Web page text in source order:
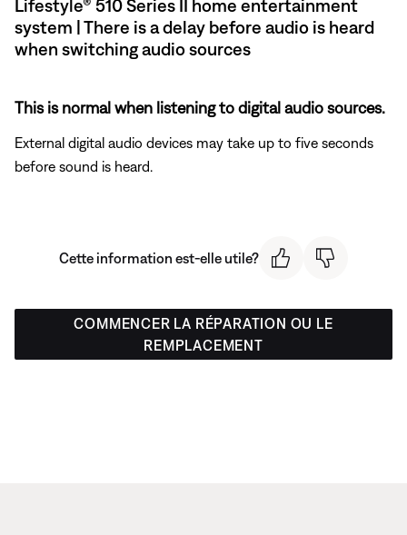
Lifestyle® 510 Series II home entertainment
system | There is a delay before audio is heard
when switching audio sources
This is normal when listening to digital audio sources.
External digital audio devices may take up to five seconds
before sound is heard.
Cette information est-elle utile?
COMMENCER LA RÉPARATION OU LE
REMPLACEMENT